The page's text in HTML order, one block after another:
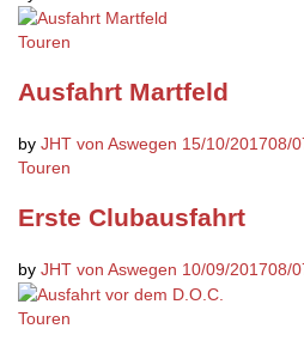
Touren
Ausfahrt Martfeld
by JHT von Aswegen 15/10/201708/
Touren
Erste Clubausfahrt
by JHT von Aswegen 10/09/201708/
Touren